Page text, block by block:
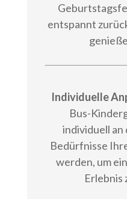
entspannt
Individuelle
Bus-
individuell an
Bedürfnisse
werden, um
Erlebnis